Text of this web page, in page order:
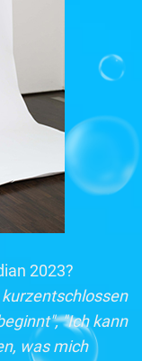
2023?
"Ich kann
was mich